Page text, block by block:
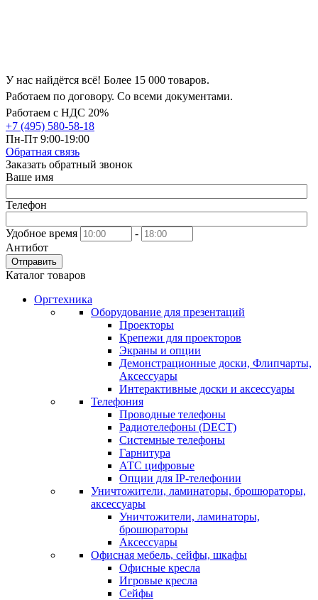
У нас найдётся всё! Более 15 000 товаров.
Работаем по договору. Со всеми документами.
Работаем с НДС 20%
+7 (495) 580-58-18
Пн-Пт 9:00-19:00
Обратная связь
Заказать обратный звонок
Ваше имя
Телефон
Удобное время
-
Антибот
Отправить
Каталог товаров
Оргтехника
Оборудование для презентаций
Проекторы
Крепежи для проекторов
Экраны и опции
Демонстрационные доски, Флипчарты,
Аксессуары
Интерактивные доски и аксессуары
Телефония
Проводные телефоны
Радиотелефоны (DECT)
Системные телефоны
Гарнитура
АТС цифровые
Опции для IP-телефонии
Уничтожители, ламинаторы, брошюраторы,
аксессуары
Уничтожители, ламинаторы,
брошюраторы
Аксессуары
Офисная мебель, сейфы, шкафы
Офисные кресла
Игровые кресла
Сейфы